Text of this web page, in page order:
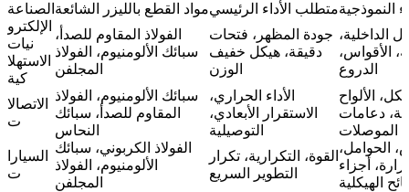
الصناعة مواد القطع بالليزر الشائعةمتطلب الأداء الرئيسيالنموذجية
الإلكترو
نيات
الاستهلا
كية
الفولاذ المقاوم للصدأ،
سبائك الألومنيوم، الفولاذ
المجلفن
جودة المظهر، فتحات
دقيقة، هيكل خفيف
الوزن
الداخلية،
الأقواس،
الدروع
الاتصالا
ت
سبائك الألومنيوم، الفولاذ
المقاوم للصدأ، سبائك
النحاس
الأداء الحراري،
الاستقرار الأبعادي،
التوصيلية
الألواح
دعامات
الموصلات
السيارا
ت
الفولاذ الكربوني، سبائك
الألومنيوم، الفولاذ
المجلفن
القوة، التكرارية، تكرار
التطوير السريع
الحوامل،
أجزاء
الهيكلية